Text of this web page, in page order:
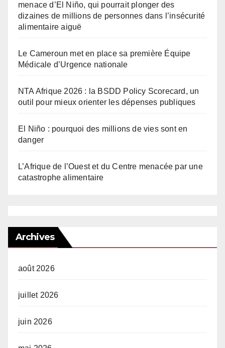
menace d’El Niño, qui pourrait plonger des
dizaines de millions de personnes dans l’insécurité
alimentaire aiguë
Le Cameroun met en place sa première Équipe
Médicale d’Urgence nationale
NTA Afrique 2026 : la BSDD Policy Scorecard, un
outil pour mieux orienter les dépenses publiques
El Niño : pourquoi des millions de vies sont en
danger
L’Afrique de l’Ouest et du Centre menacée par une
catastrophe alimentaire
Archives
août 2026
juillet 2026
juin 2026